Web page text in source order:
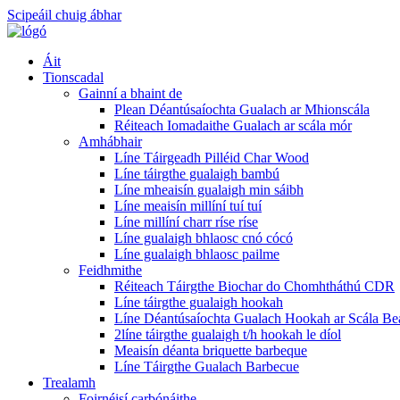
Scipeáil chuig ábhar
Áit
Tionscadal
Gainní a bhaint de
Plean Déantúsaíochta Gualach ar Mhionscála
Réiteach Iomadaithe Gualach ar scála mór
Amhábhair
Líne Táirgeadh Pilléid Char Wood
Líne táirgthe gualaigh bambú
Líne mheaisín gualaigh min sáibh
Líne meaisín millíní tuí tuí
Líne millíní charr ríse ríse
Líne gualaigh bhlaosc cnó cócó
Líne gualaigh bhlaosc pailme
Feidhmithe
Réiteach Táirgthe Biochar do Chomhtháthú CDR
Líne táirgthe gualaigh hookah
Líne Déantúsaíochta Gualach Hookah ar Scála
2líne táirgthe gualaigh t/h hookah le díol
Meaisín déanta briquette barbeque
Líne Táirgthe Gualach Barbecue
Trealamh